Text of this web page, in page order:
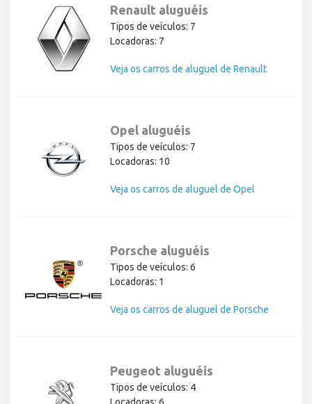
Renault aluguéis
Tipos de veículos: 7
Locadoras: 7
Veja os carros de aluguel de Renault
Opel aluguéis
Tipos de veículos: 7
Locadoras: 10
Veja os carros de aluguel de Opel
Porsche aluguéis
Tipos de veículos: 6
Locadoras: 1
Veja os carros de aluguel de Porsche
Peugeot aluguéis
Tipos de veículos: 4
Locadoras: 6